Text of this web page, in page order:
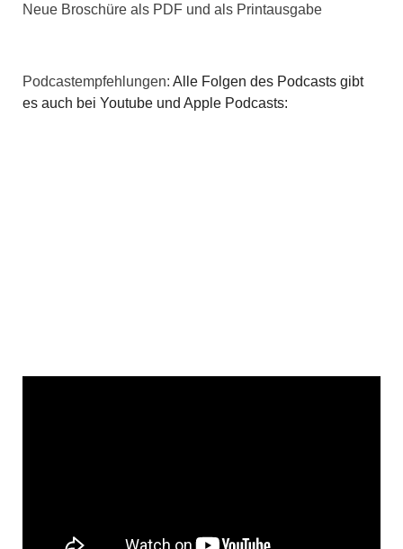
Neue Broschüre als PDF und als Printausgabe
Podcastempfehlungen: Alle Folgen des Podcasts gibt
es auch bei Youtube und Apple Podcasts: